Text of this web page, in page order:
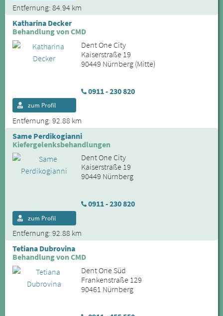
Entfernung: 84.94 km
Katharina Decker
Behandlung von CMD
Dent One City
Kaiserstraße 19
90449 Nürnberg (Mitte)
0911 - 230 820
Entfernung: 92.88 km
zum Profil
Same Perdikogianni
Kiefergelenksbehandlungen
Dent One City
Kaiserstraße 19
90449 Nürnberg
0911 - 230 820
Entfernung: 92.88 km
zum Profil
Tetiana Dubrovina
Behandlung von CMD
Dent One Süd
Frankenstraße 129
90461 Nürnberg